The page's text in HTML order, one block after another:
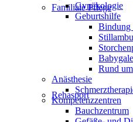
Familiale Pflege
Rehasport
Gynäkologie
Geburtshilfe
Bindung
Rund
Anästhesie
Kompetenzzentren
Bauchzentrum